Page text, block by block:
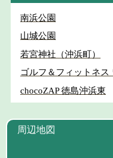
南浜公園
山城公園
若宮神社（沖浜町）
ゴルフ＆フィットネ
chocoZAP 徳島沖浜東
周辺地図